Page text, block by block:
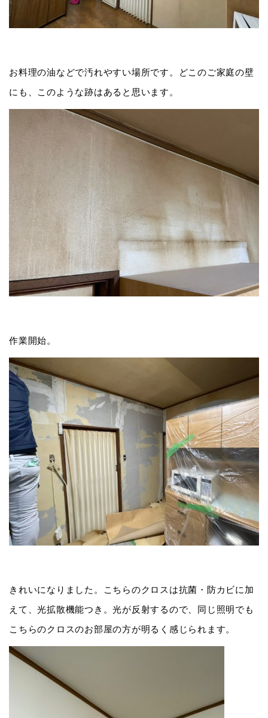
お料理の油などで汚れやすい場所です。どこのご家庭の壁
にも、このような跡はあると思います。
作業開始。
きれいになりました。こちらのクロスは抗菌・防カビに加
えて、光拡散機能つき。光が反射するので、同じ照明でも
こちらのクロスのお部屋の方が明るく感じられます。